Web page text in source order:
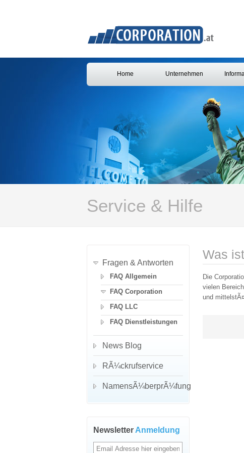
Home Unternehmen
Service & Hilfe
Was
Die
vielen
und
Fragen & Antworten
FAQ Allgemein
FAQ Corporation
FAQ LLC
FAQ Dienstleistungen
News Blog
RÃ¼ckrufservice
NamensÃ¼berprÃ¼fung
Newsletter Anmeldung